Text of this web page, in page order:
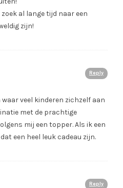
al lange tijd naar een
zijn!
Reply
veel kinderen zichzelf aan
met de prachtige
mij een topper. Als ik een
een heel leuk cadeau zijn.
Reply